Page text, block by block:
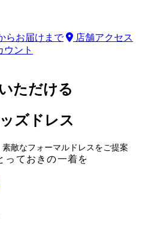
らお届けまで
店舗アクセス
ウント
ただける
ズドレス
敵なフォーマルドレスをご提案
っておきの一着を